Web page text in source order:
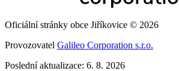
Oficiální stránky obce Jiříkovice © 2026
Provozovatel Galileo Corporation s.r.o.
Poslední aktualizace: 6. 8. 2026